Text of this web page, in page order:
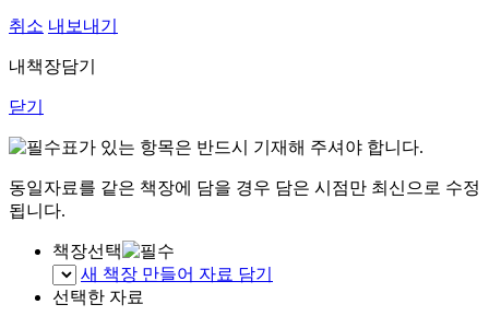
취소 내보내기
내책장담기
닫기
표가 있는 항목은 반드시 기재해 주셔야 합니다.
동일자료를 같은 책장에 담을 경우 담은 시점만 최신으로 수정
됩니다.
책장선택
새 책장 만들어 자료 담기
선택한 자료